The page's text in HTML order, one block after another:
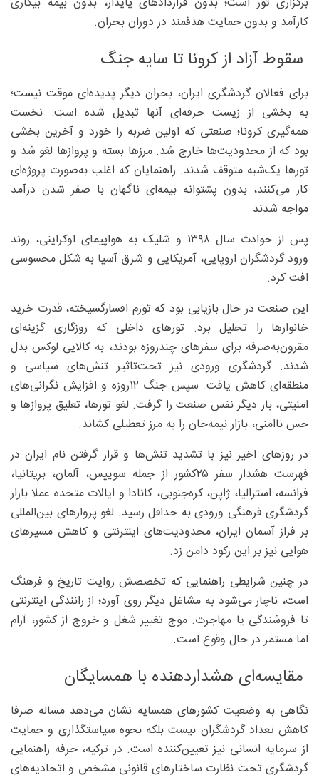
کارآمد و بدون حمایت هدفمند در دوران بحران.
سقوط آزاد از کرونا تا سایه جنگ
برای فعالان گردشگری ایران، بحران دیگر پدیده‌ای موقت نیست؛
به بخشی از زیست حرفه‌ای آنها تبدیل شده است. نخست
همه‌گیری کرونا؛ صنعتی که اولین ضربه را خورد و آخرین بخشی
بود که از محدودیت‌ها خارج شد. مرزها بسته و پروازها لغو شد و
تورها یک‌شبه متوقف شدند. راهنمایان که اغلب به‌صورت پروژه‌ای
کار می‌کنند، بدون پشتوانه بیمه‌ای ناگهان با صفر شدن درآمد
مواجه شدند.
پس از حوادث سال ۱۳۹۸ و شلیک به هواپیمای اوکراینی، روند
ورود گردشگران اروپایی، آمریکایی و شرق آسیا به شکل محسوسی
افت کرد.
این صنعت در حال بازیابی بود که تورم افسارگسیخته، قدرت خرید
خانوارها را تحلیل برد. تورهای داخلی که روزگاری گزینه‌ای
مقرون‌به‌صرفه برای سفرهای چندروزه بودند، به کالایی لوکس بدل
شدند. گردشگری ورودی نیز تحت‌تاثیر تنش‌های سیاسی و
منطقه‌ای کاهش یافت. سپس جنگ ۱۲روزه و افزایش نگرانی‌های
امنیتی، بار دیگر نفس صنعت را گرفت. لغو تورها، تعلیق پروازها و
حس ناامنی، بازار نیمه‌جان را به مرز تعطیلی کشاند.
در روزهای اخیر نیز با تشدید تنش‌ها و قرار گرفتن نام ایران در
فهرست هشدار سفر ۲۵‌کشور از جمله سوییس، آلمان، بریتانیا،
فرانسه، استرالیا، ژاپن، کره‌جنوبی، کانادا و ایالات ‌متحده عملا بازار
گردشگری فرهنگی ورودی به حداقل رسید. لغو پروازهای بین‌المللی
بر فراز آسمان ایران، محدودیت‌های اینترنتی و کاهش مسیرهای
هوایی نیز بر این رکود دامن زد.
در چنین شرایطی راهنمایی که تخصصش روایت تاریخ و فرهنگ
است، ناچار می‌شود به مشاغل دیگر روی آورد؛ از رانندگی اینترنتی
تا فروشندگی یا مهاجرت. موج تغییر شغل و خروج از کشور، آرام
اما مستمر در حال وقوع است.
مقایسه‌ای هشداردهنده با همسایگان
نگاهی به وضعیت کشورهای همسایه نشان می‌دهد مساله صرفا
کاهش تعداد گردشگران نیست بلکه نحوه سیاستگذاری و حمایت
از سرمایه انسانی نیز تعیین‌کننده است. در ترکیه، حرفه راهنمایی
گردشگری تحت نظارت ساختارهای قانونی مشخص و اتحادیه‌های